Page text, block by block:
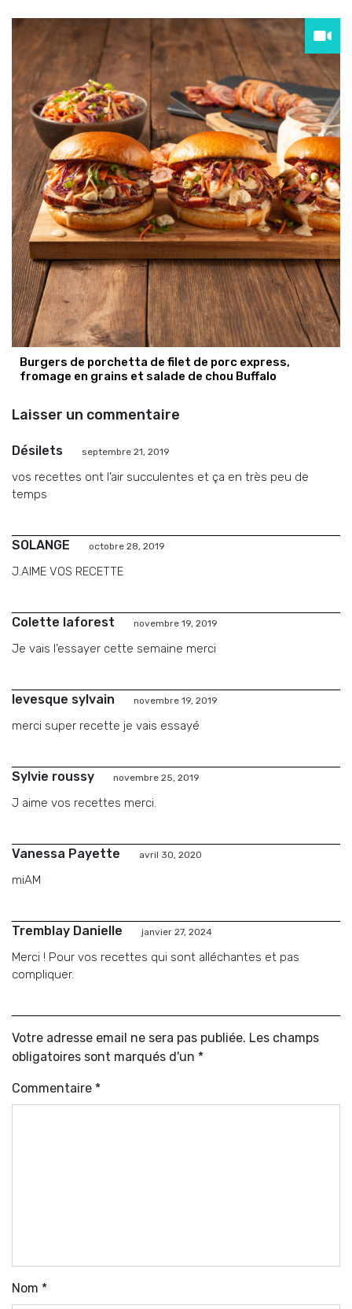
Burgers de porchetta de filet de porc express,
fromage en grains et salade de chou Buffalo
Laisser un commentaire
Désilets septembre 21, 2019
vos recettes ont l’air succulentes et ça en très peu de
temps
SOLANGE octobre 28, 2019
J.AIME VOS RECETTE
Colette laforest novembre 19, 2019
Je vais l’essayer cette semaine merci
levesque sylvain novembre 19, 2019
merci super recette je vais essayé
Sylvie roussy novembre 25, 2019
J aime vos recettes merci.
Vanessa Payette avril 30, 2020
miAM
Tremblay Danielle janvier 27, 2024
Merci ! Pour vos recettes qui sont alléchantes et pas
compliquer.
Votre adresse email ne sera pas publiée. Les champs
obligatoires sont marqués d'un *
Commentaire *
Nom *